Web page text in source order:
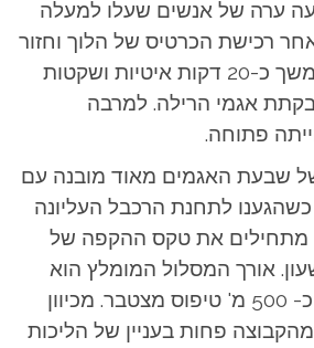
ערה של אנשים שעלו למעלה
רכישת הכרטיס של הלוך וחזור
עלינו על הרכבל שבמשך כ-20 דקות איטיות ושקטות
אגמי הרילה. למרבה
פתוחה.
שבעת האגמים מאוד מובנה עם
כשהגענו לתחנת הרכבל העליונה
מתחילים את טקס ההקפה של
אורך המסלול המומלץ הוא
באזור ה- 9 ק"מ עם כ- 500 מ' טיפוס מצטבר. מכיוון
פחות בעניין של הליכות